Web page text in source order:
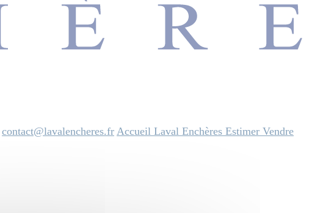
contact@lavalencheres.fr Accueil Laval Enchères Estimer Vendre